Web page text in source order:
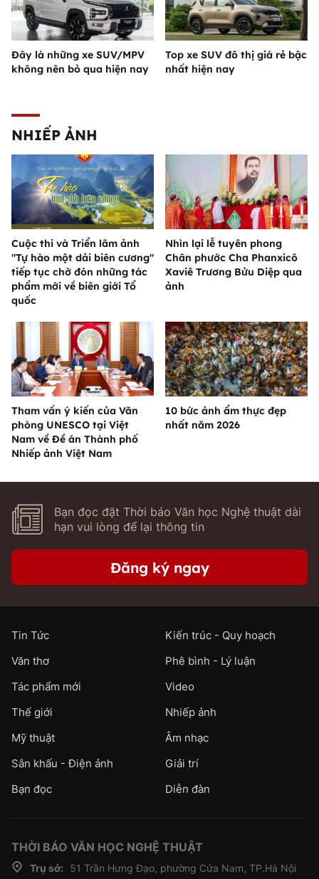
Đây là những xe SUV/MPV
không nên bỏ qua hiện nay
Top xe SUV đô thị giá rẻ bậc
nhất hiện nay
NHIẾP ẢNH
Cuộc thi và Triển lãm ảnh
"Tự hào một dải biên cương"
tiếp tục chờ đón những tác
phẩm mới về biên giới Tổ
quốc
Nhìn lại lễ tuyên phong
Chân phước Cha Phanxicô
Xaviê Trương Bửu Diệp qua
ảnh
Tham vấn ý kiến của Văn
phòng UNESCO tại Việt
Nam về Đề án Thành phố
Nhiếp ảnh Việt Nam
10 bức ảnh ẩm thực đẹp
nhất năm 2026
Bạn đọc đặt Thời báo Văn học Nghệ thuật dài
hạn vui lòng để lại thông tin
Đăng ký ngay
Tin Tức
Kiến trúc - Quy hoạch
Văn thơ
Phê bình - Lý luận
Tác phẩm mới
Video
Thế giới
Nhiếp ảnh
Mỹ thuật
Âm nhạc
Sân khấu - Điện ảnh
Giải trí
Bạn đọc
Diễn đàn
THỜI BÁO VĂN HỌC NGHỆ THUẬT
Trụ sở: 51 Trần Hưng Đạo, phường Cửa Nam, TP.Hà Nội